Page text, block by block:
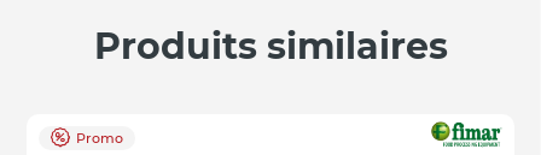
Produits similaires
Promo